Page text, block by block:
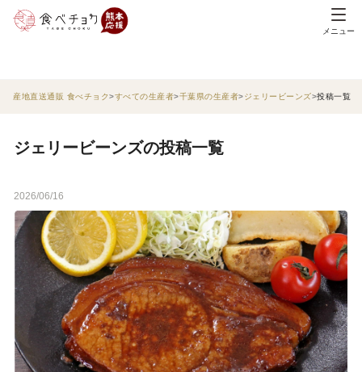
メニュー
産地直送通販 食べチョク すべての生産者 千葉県の生産者 ジェリービーンズ 投稿一覧
ジェリービーンズの投稿一覧
2026/06/16